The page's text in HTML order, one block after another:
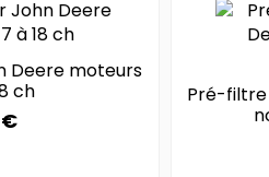
Deere moteurs
ch
€
Pré-filtre